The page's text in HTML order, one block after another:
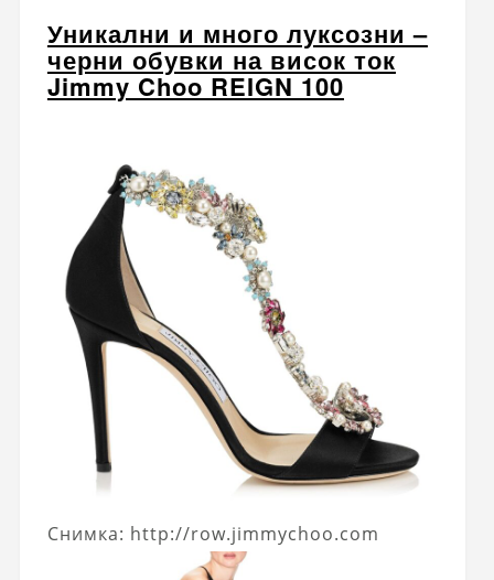
Уникални и много луксозни –
черни обувки на висок ток
Jimmy Choo REIGN 100
Снимка: http://row.jimmychoo.com